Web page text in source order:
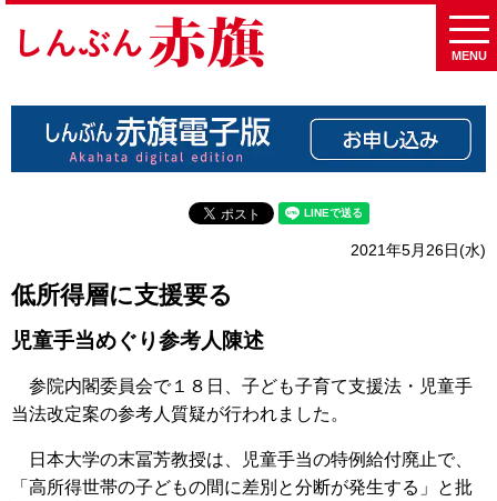
MENU
2021年5月26日(水)
低所得層に支援要る
児童手当めぐり参考人陳述
参院内閣委員会で１８日、子ども子育て支援法・児童手
当法改定案の参考人質疑が行われました。
日本大学の末冨芳教授は、児童手当の特例給付廃止で、
「高所得世帯の子どもの間に差別と分断が発生する」と批